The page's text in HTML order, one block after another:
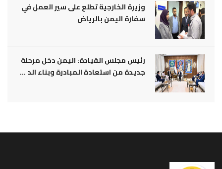
وزيرة الخارجية تطلع على سير العمل في
سفارة اليمن بالرياض
رئيس مجلس القيادة: اليمن دخل مرحلة
جديدة من استعادة المبادرة وبناء الد ...